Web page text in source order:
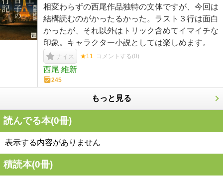
相変わらずの西尾作品独特の文体ですが、今回は
結構読むのがかったるかった。ラスト３行は面白
かったが、それ以外はトリック含めてイマイチな
印象。キャラクター小説としては楽しめます。
ナイス ★11 コメントする(0)
西尾 維新
245
もっと見る
読んでる本(0冊)
表示する内容がありません
積読本(0冊)